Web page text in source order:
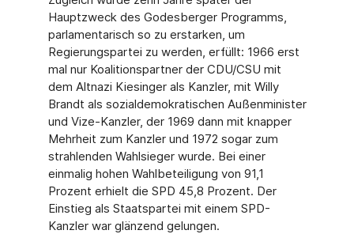
Hauptzweck des Godesberger Programms,
parla­mentarisch so zu erstarken, um
Regierungspartei zu werden, erfüllt: 1966 erst
mal nur Koalitionspartner der CDU/CSU mit
dem Altnazi Kiesinger als Kanzler, mit Willy
Brandt als sozialdemokratischen Außenminister
und Vize-Kanzler, der 1969 dann mit knapper
Mehrheit zum Kanzler und 1972 sogar zum
strahlenden Wahlsieger wurde. Bei einer
einmalig hohen Wahlbeteiligung von 91,1
Prozent erhielt die SPD 45,8 Prozent. Der
Einstieg als Staatspartei mit einem SPD-
Kanzler war glänzend gelungen.